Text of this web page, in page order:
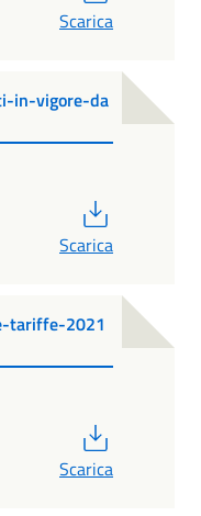
Scarica
in-vigore-da
Scarica
tariffe-2021
Scarica